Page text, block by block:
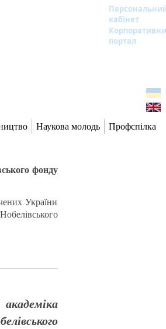
кабінет
портал
Наукова молодь Профспілка
фонду
України
академіка